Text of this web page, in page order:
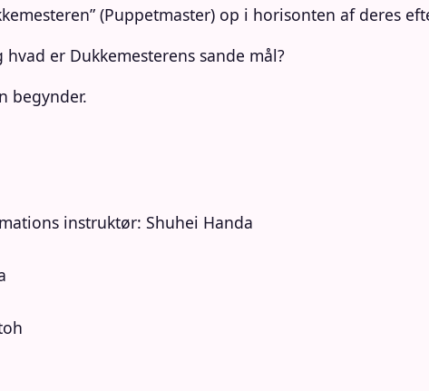
(Puppetmaster) op i horisonten af ​​deres
er Dukkemesterens sande mål?
begynder.
instruktør: Shuhei Handa